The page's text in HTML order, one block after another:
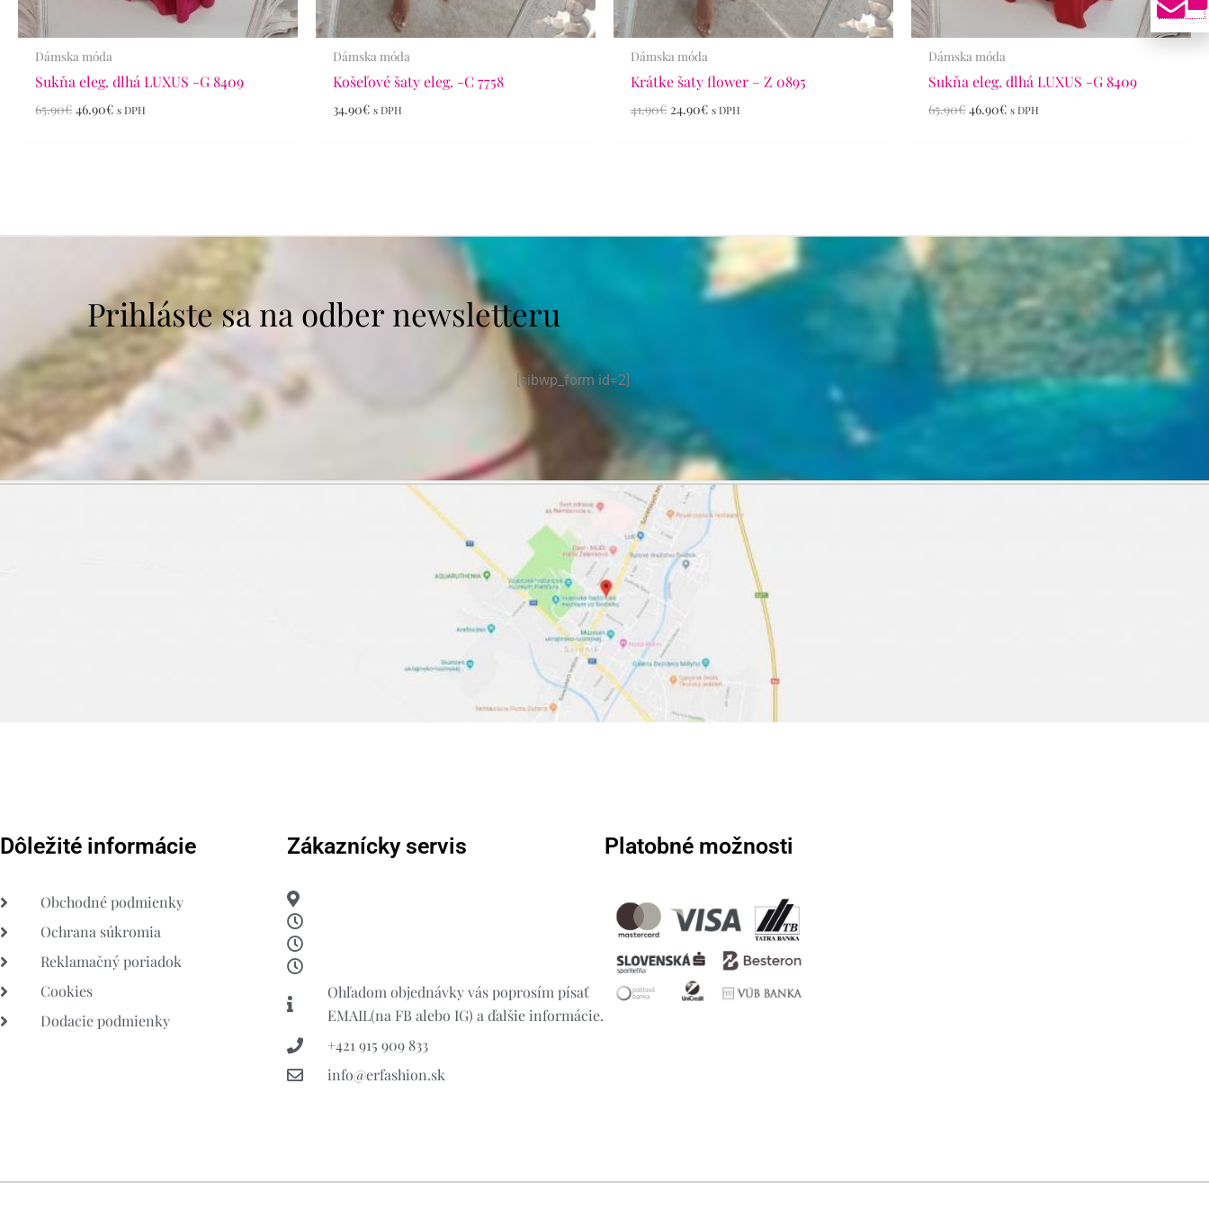
Dámska móda
Sukňa eleg. dlhá LUXUS -G 8409
65.90€ 46.90€ s DPH
Dámska móda
Košeľové šaty eleg. -C 7758
34.90€ s DPH
Dámska móda
Krátke šaty flower – Z 0895
41.90€ 24.90€ s DPH
Dámska móda
Sukňa eleg. dlhá LUXUS -G 8409
65.90€ 46.90€ s DPH
Prihláste sa na odber newsletteru
[sibwp_form id=2]
Dôležité informácie
Obchodné podmienky
Ochrana súkromia
Reklamačný poriadok
Cookies
Dodacie podmienky
Zákaznícky servis
Ohľadom objednávky vás poprosím písať
EMAIL(na FB alebo IG) a ďalšie informácie.
+421 915 909 833
info@erfashion.sk
Platobné možnosti